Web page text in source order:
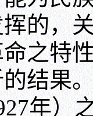
，关
之特
结果
年）